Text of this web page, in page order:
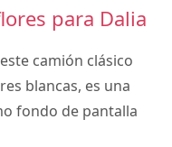
para Dalia
camión clásico
blancas, es una
fondo de pantalla